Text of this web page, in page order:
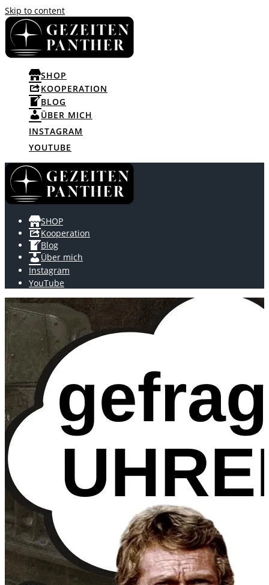
Skip to content
SHOP
KOOPERATION
BLOG
ÜBER MICH
INSTAGRAM
YOUTUBE
SHOP
Kooperation
Blog
Über mich
Instagram
YouTube